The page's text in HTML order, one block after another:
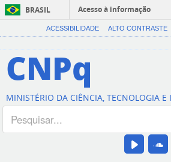
BRASIL
Acesso à informação
ACESSIBILIDADE ALTO CONTRASTE
CNPq
MINISTÉRIO DA CIÊNCIA, TECNOLOGIA E